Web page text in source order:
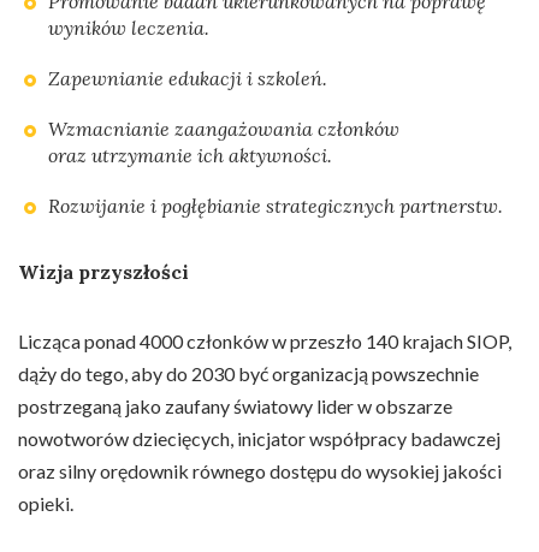
wyników leczenia.
Zapewnianie edukacji i szkoleń.
Wzmacnianie zaangażowania członków
oraz utrzymanie ich aktywności.
Rozwijanie i pogłębianie strategicznych partnerstw.
Wizja przyszłości
Licząca ponad 4000 członków w przeszło 140 krajach SIOP,
dąży do tego, aby do 2030 być organizacją powszechnie
postrzeganą jako zaufany światowy lider w obszarze
nowotworów dziecięcych, inicjator współpracy badawczej
oraz silny orędownik równego dostępu do wysokiej jakości
opieki.